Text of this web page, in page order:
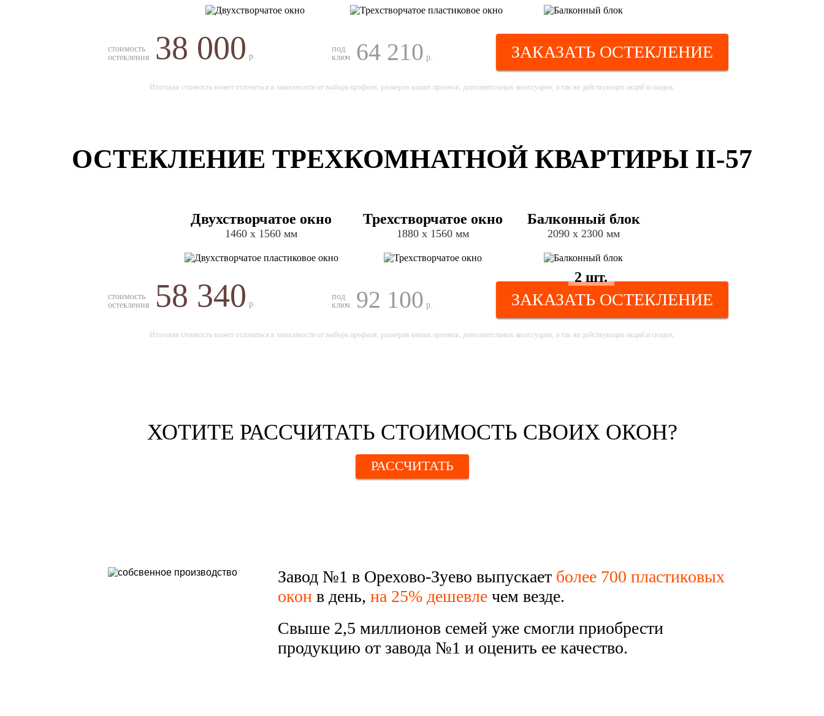
стоимость
остекления
38 000 р.
под
ключ
64 210 р. ЗАКАЗАТЬ ОСТЕКЛЕНИЕ
Итоговая стоимость может отличаться в зависимости от выбора профиля, размеров ваших проемов, дополнительных аксессуаров, а так же действующих акций и скидок.
ОСТЕКЛЕНИЕ ТРЕХКОМНАТНОЙ КВАРТИРЫ II-57
Двухстворчатое окно
1460 х 1560 мм
Трехстворчатое окно
1880 х 1560 мм
Балконный блок
2090 х 2300 мм
2 шт.
стоимость
остекления
58 340 р.
под
ключ
92 100 р. ЗАКАЗАТЬ ОСТЕКЛЕНИЕ
Итоговая стоимость может отличаться в зависимости от выбора профиля, размеров ваших проемов, дополнительных аксессуаров, а так же действующих акций и скидок.
ХОТИТЕ РАССЧИТАТЬ СТОИМОСТЬ СВОИХ ОКОН?
РАССЧИТАТЬ
Завод №1 в Орехово-Зуево выпускает более 700 пластиковых
оконв день, на 25% дешевлечем везде.
Свыше 2,5 миллионов семей уже смогли приобрести
продукцию от завода №1 и оценить ее качество.